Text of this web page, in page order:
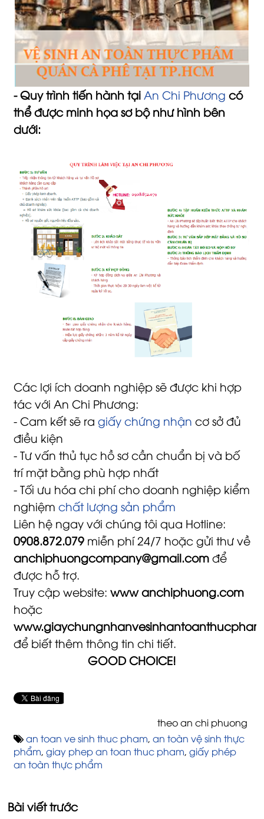
- Quy trình tiến hành tại An Chi Phương có
thể được minh họa sơ bộ như hình bên
dưới:
Các lợi ích doanh nghiệp sẽ được khi hợp
tác với An Chi Phương:
- Cam kết sẽ ra giấy chứng nhận cơ sở đủ
điều kiện
- Tư vấn thủ tục hồ sơ cần chuẩn bị và bố
trí mặt bằng phù hợp nhất
- Tối ưu hóa chi phí cho doanh nghiệp kiểm
nghiệm chất lượng sản phẩm
Liên hệ ngay với chúng tôi qua Hotline:
0908.872.079 miễn phí 24/7 hoặc gửi thư về
anchiphuongcompany@gmail.comđể
được hỗ trợ.
Truy cập website: www anchiphuong.com
hoặc
để biết thêm thông tin chi tiết.
GOOD CHOICE!
theo an chi phuong
an toan ve sinh thuc pham, an toàn vệ sinh thực
phẩm, giay phep an toan thuc pham, giấy phép
an toàn thực phẩm
Bài viết trước